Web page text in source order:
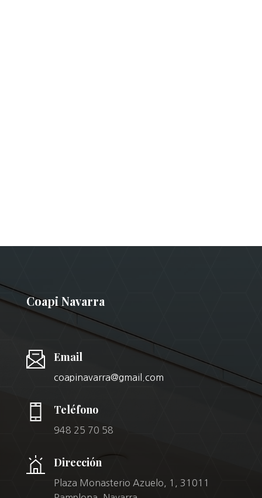
Coapi Navarra
Email
coapinavarra@gmail.com
Teléfono
948 25 70 58
Dirección
Plaza Monasterio Azuelo, 1, 31011